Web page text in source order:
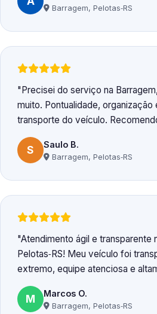
Barragem, Pelotas‑RS
Precisei do serviço na
muito. Pontualidade, organização
transporte do veículo.
S Saulo B.
Barragem, Pelotas‑RS
Atendimento ágil e transparente
Pelotas‑RS! Meu veículo foi
extremo, equipe atenciosa e
M Marcos O.
Barragem, Pelotas‑RS